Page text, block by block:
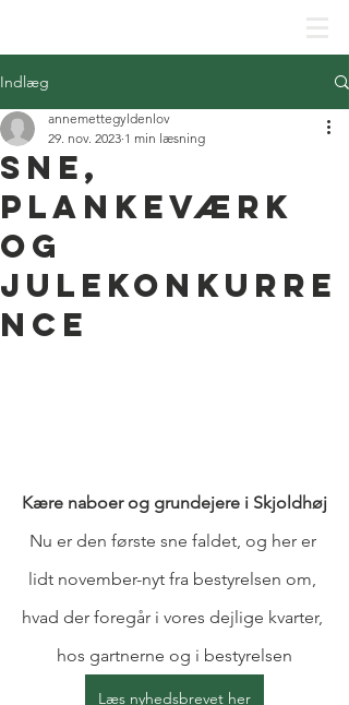
Indlæg
Sne,
plankeværk
og
julekonkurre
nce
annemettegyldenlov
29. nov. 2023 1 min læsning
Kære naboer og grundejere i Skjoldhøj
Nu er den første sne faldet, og her er
lidt november-nyt fra bestyrelsen om,
hvad der foregår i vores dejlige kvarter,
hos gartnerne og i bestyrelsen
Læs nyhedsbrevet her